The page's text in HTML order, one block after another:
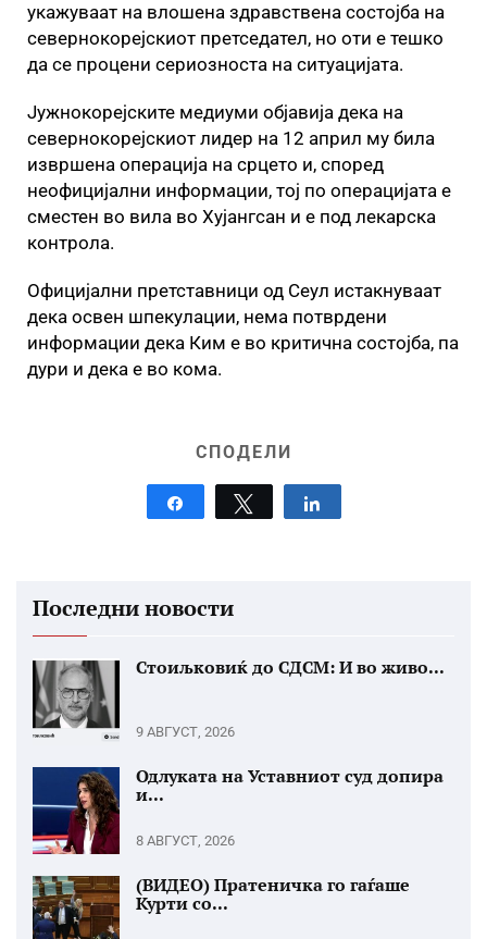
укажуваат на влошена здравствена состојба на
севернокорејскиот претседател, но оти е тешко
да се процени сериозноста на ситуацијата.
Јужнокорејските медиуми објавија дека на
севернокорејскиот лидер на 12 април му била
извршена операција на срцето и, според
неофицијални информации, тој по операцијата е
сместен во вила во Хујангсан и е под лекарска
контрола.
Официјални претставници од Сеул истакнуваат
дека освен шпекулации, нема потврдени
информации дека Ким е во критична состојба, па
дури и дека е во кома.
СПОДЕЛИ
Tweet
Последни новости
Стоиљковиќ до СДСМ: И во живо...
9 АВГУСТ, 2026
Одлуката на Уставниот суд допира
и...
8 АВГУСТ, 2026
(ВИДЕО) Пратеничка го гаѓаше
Курти со...